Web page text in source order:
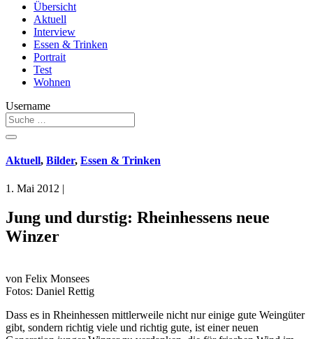
Übersicht
Aktuell
Interview
Essen & Trinken
Portrait
Test
Wohnen
Username
Aktuell, Bilder, Essen & Trinken
1. Mai 2012 |
Jung und durstig: Rheinhessens neue
Winzer
von Felix Monsees
Fotos: Daniel Rettig
Dass es in Rheinhessen mittlerweile nicht nur einige gute Weingüter
gibt, sondern richtig viele und richtig gute, ist einer neuen